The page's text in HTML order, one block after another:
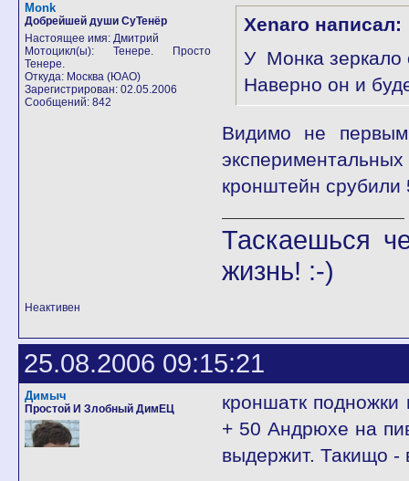
Monk
Добрейшей души СуТенёр
Настоящее имя: Дмитрий
Мотоцикл(ы): Тенере. Просто
Тенере.
Откуда: Москва (ЮАО)
Зарегистрирован: 02.05.2006
Сообщений: 842
Xenaro написал:
У Монка зеркало
Наверно он и
Видимо не
кронштейн срубили
Таскаешься
жизнь! :-)
Неактивен
25.08.2006 09:15:21
Димыч
Простой И Злобный ДимЕЦ
кроншатк
+ 50 Андрюхе на
выдержит. Такищо -